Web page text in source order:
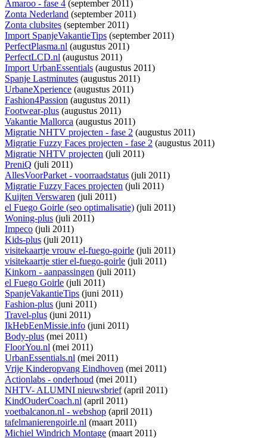
Amaroo - fase 4 (september 2011)
Zonta Nederland (september 2011)
Zonta clubsites (september 2011)
Import SpanjeVakantieTips (september 2011)
PerfectPlasma.nl (augustus 2011)
PerfectLCD.nl (augustus 2011)
Import UrbanEssentials (augustus 2011)
Spanje Lastminutes (augustus 2011)
UrbaneXperience (augustus 2011)
Fashion4Passion (augustus 2011)
Footwear-plus (augustus 2011)
Vakantie Mallorca (augustus 2011)
Migratie NHTV projecten - fase 2 (augustus 2011)
Migratie Fuzzy Faces projecten - fase 2 (augustus 2011)
Migratie NHTV projecten (juli 2011)
PreniQ (juli 2011)
AllesVoorParket - voorraadstatus (juli 2011)
Migratie Fuzzy Faces projecten (juli 2011)
Kuijten Verswaren (juli 2011)
el Fuego Goirle (seo optimalisatie) (juli 2011)
Woning-plus (juli 2011)
Impeco (juli 2011)
Kids-plus (juli 2011)
visitekaartje vrouw el-fuego-goirle (juli 2011)
visitekaartje stier el-fuego-goirle (juli 2011)
Kinkorn - aanpassingen (juli 2011)
el Fuego Goirle (juli 2011)
SpanjeVakantieTips (juni 2011)
Fashion-plus (juni 2011)
Travel-plus (juni 2011)
IkHebEenMissie.info (juni 2011)
Body-plus (mei 2011)
FloorYou.nl (mei 2011)
UrbanEssentials.nl (mei 2011)
Vrije Kinderopvang Eindhoven (mei 2011)
Actionlabs - onderhoud (mei 2011)
NHTV- ALUMNI nieuwsbrief(april 2011)
KindOuderCoach.nl (april 2011)
voetbalcanon.nl - webshop (april 2011)
tafelmanierengoirle.nl (maart 2011)
Michiel Windrich Montage (maart 2011)